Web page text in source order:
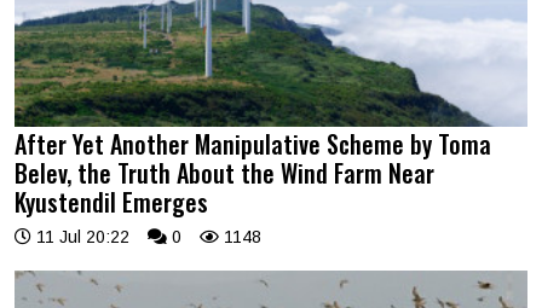
After Yet Another Manipulative Scheme by Toma
Belev, the Truth About the Wind Farm Near
Kyustendil Emerges
11 Jul 20:22 0 1148